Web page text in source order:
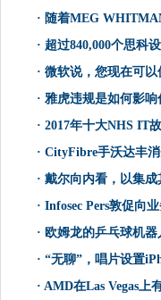
· 随着MEG
· 超过840,000个思科
· 微软说，您现在可以
· 雅虎违规是如何影响
· 2017年十大NHS IT
· CityFibre手沃达丰
· 戴尔向内看，以集
· Infosec Pers敦促向
· 欧姆龙的乒乓球机
· “无聊”，唱片设置
· AMD在Las Vegas上